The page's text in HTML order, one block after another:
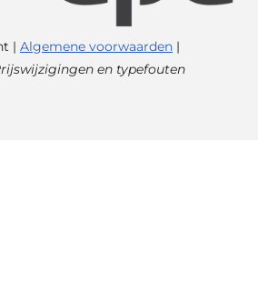
| Algemene voorwaarden |
en typefouten